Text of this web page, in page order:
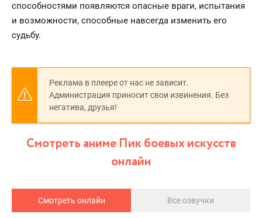
способностями появляются опасные враги, испытания
и возможности, способные навсегда изменить его
судьбу.
Реклама в плеере от нас не зависит.
Администрация приносит свои извинения. Без
негатива, друзья!
Смотреть аниме Пик боевых искусств
онлайн
Смотреть онлайн Все озвучки